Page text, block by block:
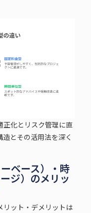
正化とリスク管理に直
とその活用法を深く
ベース）・時
ジ）のメリッ
リット・デメリットは